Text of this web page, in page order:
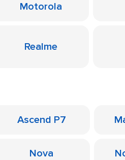
Motorola
Realme
Ascend P7
Nova